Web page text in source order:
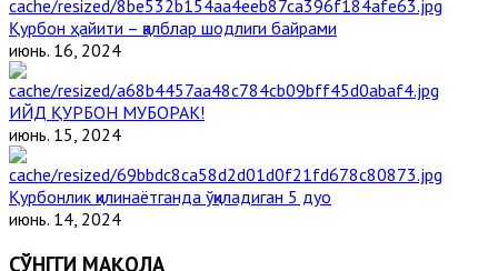
Қурбон ҳайити – қалблар шодлиги байрами
июнь. 16, 2024
ИЙД ҚУРБОН МУБОРАК!
июнь. 15, 2024
Қурбонлик қилинаётганда ўқиладиган 5 дуо
июнь. 14, 2024
СЎНГГИ МАҚОЛА